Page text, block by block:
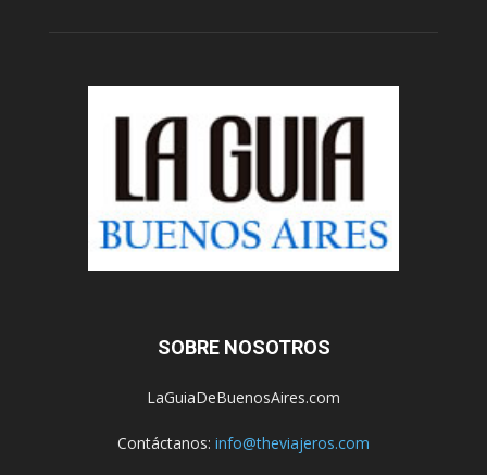
SOBRE NOSOTROS
LaGuiaDeBuenosAires.com
Contáctanos: info@theviajeros.com